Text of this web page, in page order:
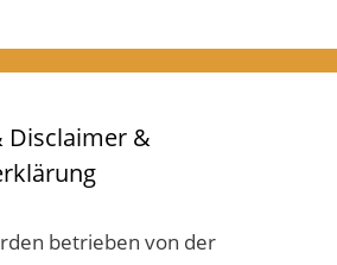
Disclaimer &
betrieben von der